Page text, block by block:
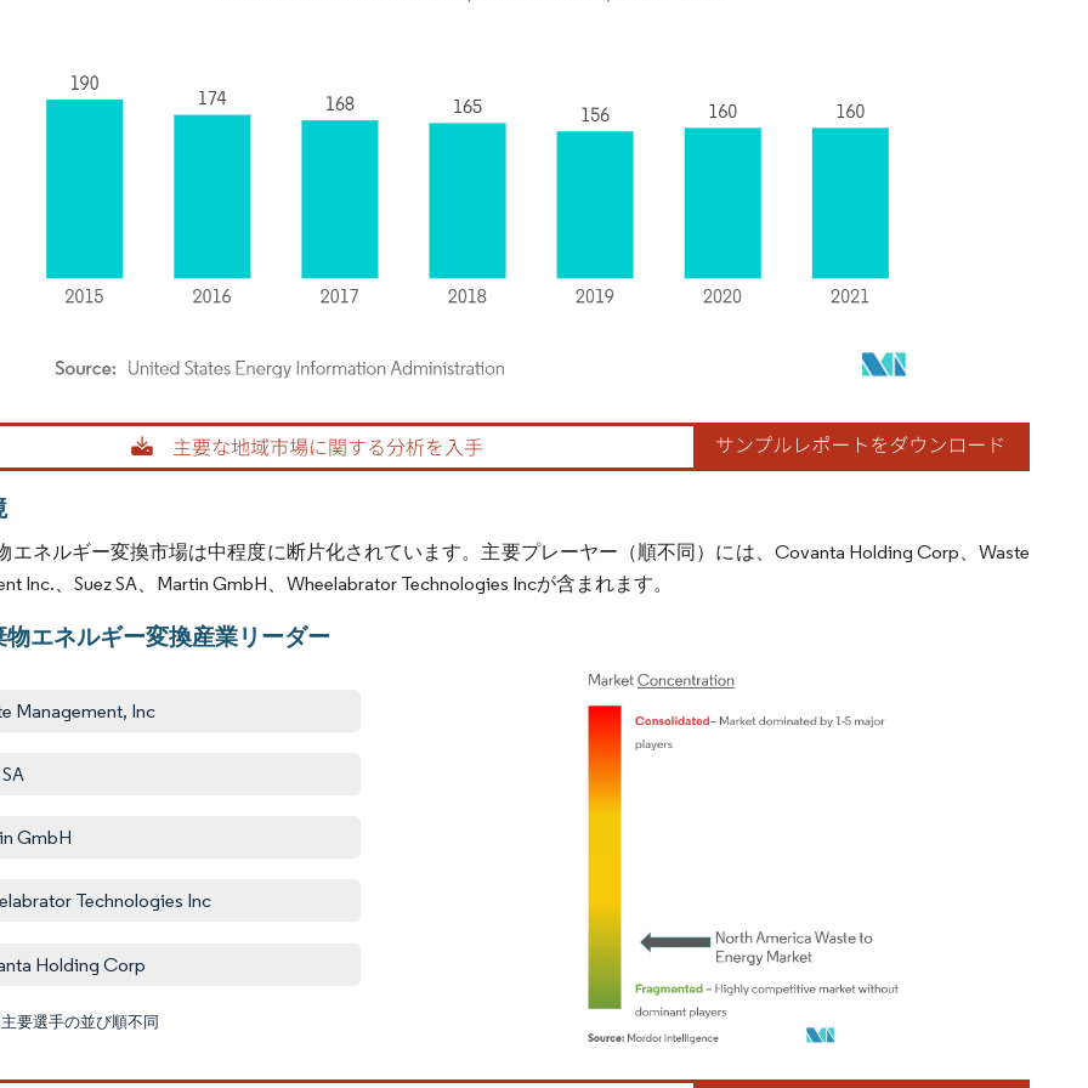
Intelligence。再利用にはCC BY 4.0の表示が必要です。
エネルギー変換市場は中程度に断片化されています。主要プレーヤー（順不同）には、Covanta Holding Corp、Waste
Inc.、Suez SA、Martin GmbH、Wheelabrator Technologies Incが含まれます。
物エネルギー変換産業リーダー
Management, Inc
GmbH
Technologies Inc
Holding Corp
要選手の並び順不同
画像 © Mordor Intelligence。再利用にはCC BY 4.0の表示が必要です。